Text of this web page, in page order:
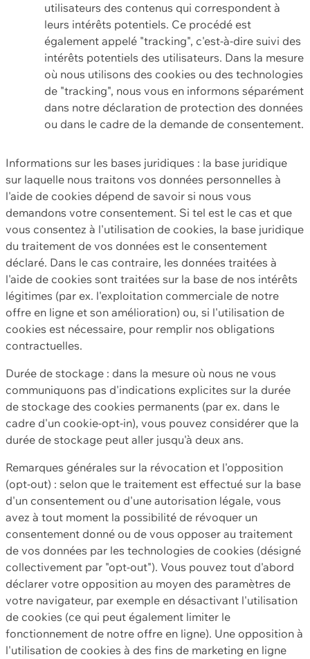
utilisateurs des contenus qui correspondent à
leurs intérêts potentiels. Ce procédé est
également appelé "tracking", c'est-à-dire suivi des
intérêts potentiels des utilisateurs. Dans la mesure
où nous utilisons des cookies ou des technologies
de "tracking", nous vous en informons séparément
dans notre déclaration de protection des données
ou dans le cadre de la demande de consentement.
Informations sur les bases juridiques : la base juridique
sur laquelle nous traitons vos données personnelles à
l'aide de cookies dépend de savoir si nous vous
demandons votre consentement. Si tel est le cas et que
vous consentez à l'utilisation de cookies, la base juridique
du traitement de vos données est le consentement
déclaré. Dans le cas contraire, les données traitées à
l'aide de cookies sont traitées sur la base de nos intérêts
légitimes (par ex. l'exploitation commerciale de notre
offre en ligne et son amélioration) ou, si l'utilisation de
cookies est nécessaire, pour remplir nos obligations
contractuelles.
Durée de stockage : dans la mesure où nous ne vous
communiquons pas d'indications explicites sur la durée
de stockage des cookies permanents (par ex. dans le
cadre d'un cookie-opt-in), vous pouvez considérer que la
durée de stockage peut aller jusqu'à deux ans.
Remarques générales sur la révocation et l'opposition
(opt-out) : selon que le traitement est effectué sur la base
d'un consentement ou d'une autorisation légale, vous
avez à tout moment la possibilité de révoquer un
consentement donné ou de vous opposer au traitement
de vos données par les technologies de cookies (désigné
collectivement par "opt-out"). Vous pouvez tout d'abord
déclarer votre opposition au moyen des paramètres de
votre navigateur, par exemple en désactivant l'utilisation
de cookies (ce qui peut également limiter le
fonctionnement de notre offre en ligne). Une opposition à
l'utilisation de cookies à des fins de marketing en ligne